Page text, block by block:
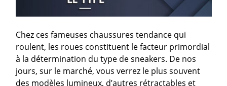
Chez ces fameuses chaussures tendance qui
roulent, les roues constituent le facteur primordial
à la détermination du type de sneakers. De nos
jours, sur le marché, vous verrez le plus souvent
des modèles lumineux, d’autres rétractables et